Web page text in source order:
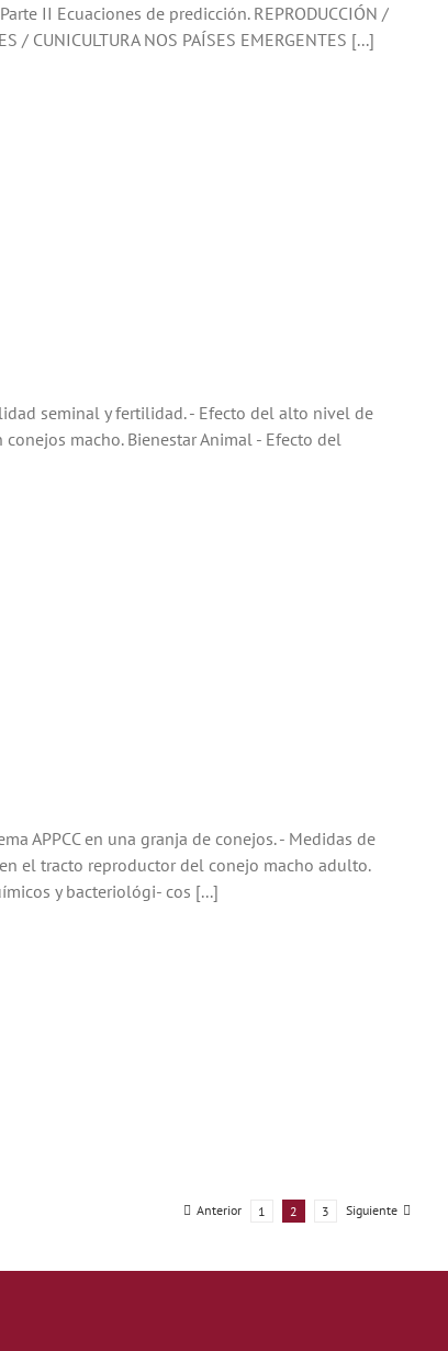
II Ecuaciones de predicción. REPRODUCCIÓN /
/ CUNICULTURA NOS PAÍSES EMERGENTES [...]
seminal y fertilidad. - Efecto del alto nivel de
macho. Bienestar Animal - Efecto del
APPCC en una granja de conejos. - Medidas de
el tracto reproductor del conejo macho adulto.
y bacteriológi- cos [...]
Anterior 1 2 3 Siguiente